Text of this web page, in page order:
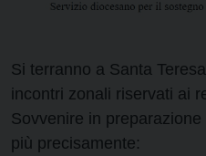
Si terranno a Santa
incontri zonali riservati ai
Sovvenire in
più precisamente: